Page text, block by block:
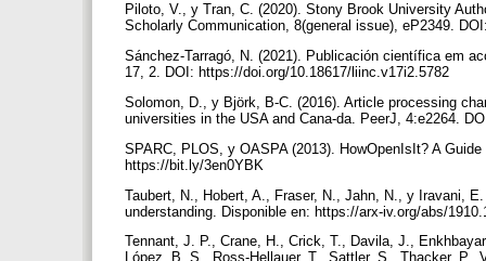
Piloto, V., y Tran, C. (2020). Stony Brook University
Scholarly Communication, 8(general issue), eP2349.
Sánchez-Tarragó, N. (2021). Publicación científica em
17, 2. DOI: https://doi.org/10.18617/liinc.v17i2.5782
Solomon, D., y Björk, B-C. (2016). Article processing
universities in the USA and Cana-da. PeerJ, 4:e2264.
SPARC, PLOS, y OASPA (2013). HowOpenIsIt? A
https://bit.ly/3en0YBK
Taubert, N., Hobert, A., Fraser, N., Jahn, N., y Iravani,
understanding. Disponible en: https://arx-iv.org/abs/
Tennant, J. P., Crane, H., Crick, T., Davila, J.,
López, B. S., Ross-Hellauer, T., Sattler, S., Thacker,